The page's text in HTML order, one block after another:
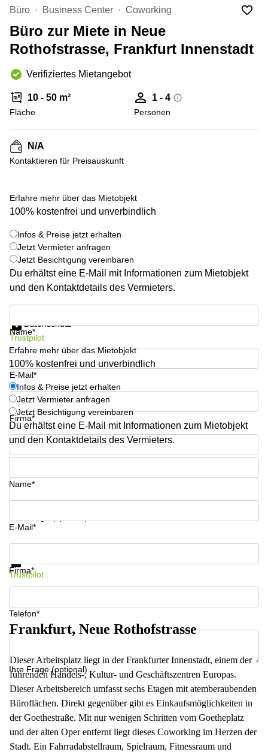
Düsseldorf
Büro
mieten
Köln
Büro
Essen
Büro
mieten
Hannover
Seminarraum
mieten
Neuss
Büro
mieten
Hamburg
Büro
mieten
Mitte
Büro
mieten
Dortmund
Tagungsraum
München
Büro
Mannheim
mieten
Büro
mieten
Meetingraum
Köln
10
Berlin
Kienberger
Allee 4
Berlin
Schönefeld
8 Hannover
21 Regus
Düsseldorf
Arcus
Str.
Mainzer
69
Frankfurt
Europaplatz
2 Berlin
Regus
726 Köln
Hohenstaufenring
62 Köln
Erna-
Scheffler-
Str. 1A
Köln
Hohenzollernring
57 Koln
Erhard-
Straße 18
Hamburg
Büro Business Center Coworking
Büro zur Miete in Neue
Rothofstrasse, Frankfurt Innenstadt
Verifiziertes Mietangebot
10 - 50 m²
Fläche
1 - 4
Personen
N/A
Kontaktieren für Preisauskunft
Erfahre mehr über das Mietobjekt
100% kostenfrei und unverbindlich
Infos & Preise jetzt erhalten
Jetzt Vermieter anfragen
Jetzt Besichtigung vereinbaren
Du erhältst eine E-Mail mit Informationen zum Mietobjekt
und den Kontaktdetails des Vermieters.
Name*
E-Mail*
Firma*
Telefon*
Datenschutz
Trustpilot
Erfahre mehr über das Mietobjekt
100% kostenfrei und unverbindlich
Infos & Preise jetzt erhalten
Jetzt Vermieter anfragen
Jetzt Besichtigung vereinbaren
Du erhältst eine E-Mail mit Informationen zum Mietobjekt
und den Kontaktdetails des Vermieters.
Name*
E-Mail*
Firma*
Telefon*
Ihre Frage (optional)
Infos & Preise jetzt erhalten
Trustpilot
Frankfurt, Neue Rothofstrasse
Dieser Arbeitsplatz liegt in der Frankfurter Innenstadt, einem der
führenden Handels-, Kultur- und Geschäftszentren Europas.
Dieser Arbeitsbereich umfasst sechs Etagen mit atemberaubenden
Büroflächen. Direkt gegenüber gibt es Einkaufsmöglichkeiten in
der Goethestraße. Mit nur wenigen Schritten vom Goetheplatz
und der alten Oper entfernt liegt dieses Coworking im Herzen der
Stadt. Ein Fahrradabstellraum, Spielraum, Fitnessraum und